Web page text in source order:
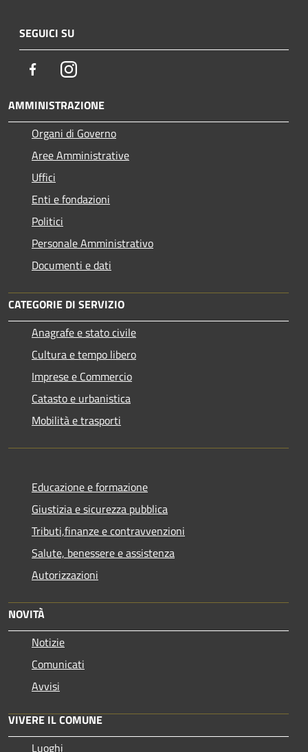
SEGUICI SU
FacebookInstagram
AMMINISTRAZIONE
Organi di Governo
Aree Amministrative
Uffici
Enti e fondazioni
Politici
Personale Amministrativo
Documenti e dati
CATEGORIE DI SERVIZIO
Anagrafe e stato civile
Cultura e tempo libero
Imprese e Commercio
Catasto e urbanistica
Mobilità e trasporti
Educazione e formazione
Giustizia e sicurezza pubblica
Tributi,finanze e contravvenzioni
Salute, benessere e assistenza
Autorizzazioni
NOVITÀ
Notizie
Comunicati
Avvisi
VIVERE IL COMUNE
Luoghi